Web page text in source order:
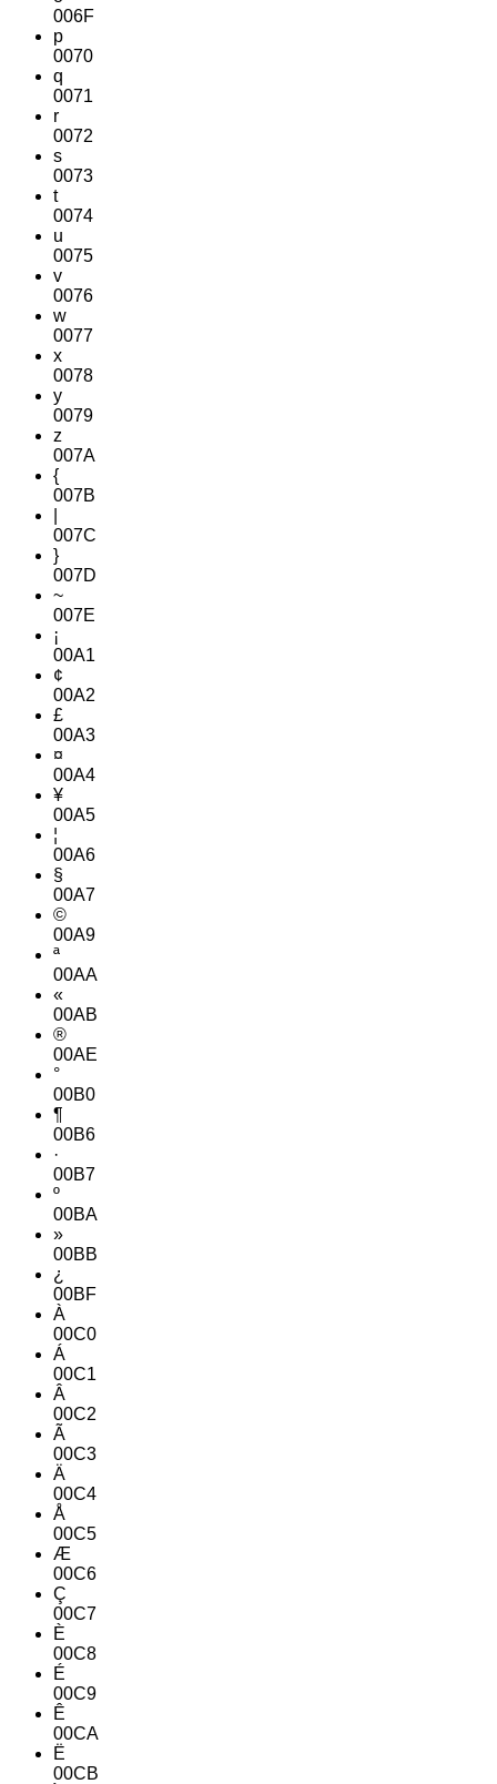
006F
p
0070
q
0071
r
0072
s
0073
t
0074
u
0075
v
0076
w
0077
x
0078
y
0079
z
007A
{
007B
007C
}
007D
~
007E
¡
00A1
¢
00A2
£
00A3
¤
00A4
¥
00A5
¦
00A6
§
00A7
©
00A9
ª
00AA
«
00AB
®
00AE
°
00B0
¶
00B6
·
00B7
º
00BA
»
00BB
¿
00BF
À
00C0
Á
00C1
Â
00C2
Ã
00C3
Ä
00C4
Å
00C5
Æ
00C6
Ç
00C7
È
00C8
É
00C9
Ê
00CA
Ë
00CB